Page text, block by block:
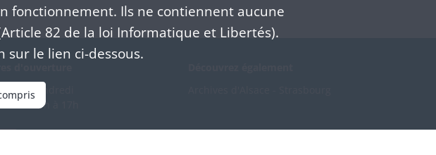
au vendredi
de 9h à 17h
fonctionnement. Ils ne contiennent aucune
82 de la loi Informatique et Libertés).
sur le lien ci-dessous.